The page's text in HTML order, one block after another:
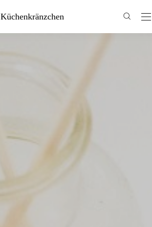
Küchenkränzchen